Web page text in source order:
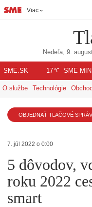
Viac
Nedeľa, 9.
SME.SK 17℃ SME
O službe Technológie Obchod
OBJEDNAŤ TLAČOVÉ
7. júl 2022 o 0:00
5 dôvodov,
roku 2022
smart